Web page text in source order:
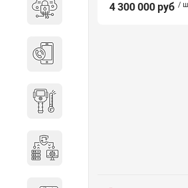
Средства защиты
4 300 000 руб /